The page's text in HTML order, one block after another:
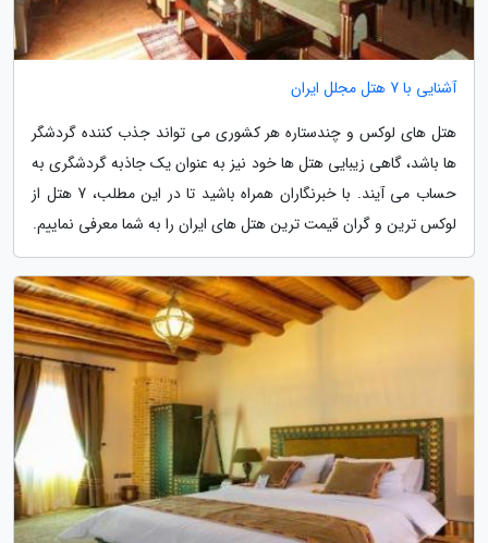
آشنایی با 7 هتل مجلل ایران
هتل های لوکس و چندستاره هر کشوری می تواند جذب کننده گردشگر
ها باشد، گاهی زیبایی هتل ها خود نیز به عنوان یک جاذبه گردشگری به
حساب می آیند. با خبرنگاران همراه باشید تا در این مطلب، 7 هتل از
لوکس ترین و گران قیمت ترین هتل های ایران را به شما معرفی نماییم.